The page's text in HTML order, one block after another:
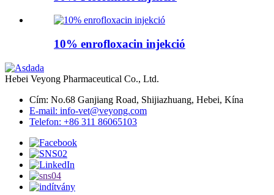
10% enrofloxacin injekció
Hebei Veyong Pharmaceutical Co., Ltd.
Cím: No.68 Ganjiang Road, Shijiazhuang, Hebei, Kína
E-mail: info-vet@veyong.com
Telefon: +86 311 86065103